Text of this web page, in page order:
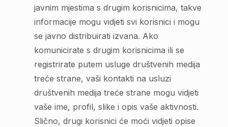
javnim mjestima s drugim korisnicima, takve
informacije mogu vidjeti svi korisnici i mogu
se javno distribuirati izvana. Ako
komunicirate s drugim korisnicima ili se
registrirate putem usluge društvenih medija
treće strane, vaši kontakti na usluzi
društvenih medija treće strane mogu vidjeti
vaše ime, profil, slike i opis vaše aktivnosti.
Slično, drugi korisnici će moći vidjeti opise